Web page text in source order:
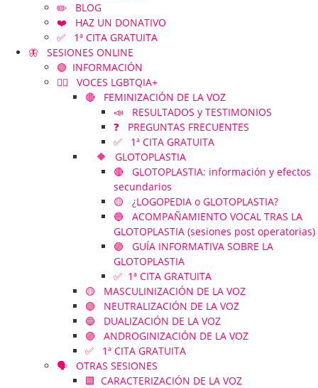
✏️ BLOG
❤️ HAZ UN DONATIVO
✅ 1ª CITA GRATUITA
🦋 SESIONES ONLINE
🟢 INFORMACIÓN
🏳️‍🌈 VOCES LGBTQIA+
🔴 FEMINIZACIÓN DE LA VOZ
📣 RESULTADOS y TESTIMONIOS
❓ PREGUNTAS FRECUENTES
✅ 1ª CITA GRATUITA
🔶 GLOTOPLASTIA
🔴 GLOTOPLASTIA: información y efectos
secundarios
🟡 ¿LOGOPEDIA o GLOTOPLASTIA?
🔵 ACOMPAÑAMIENTO VOCAL TRAS LA
GLOTOPLASTIA (sesiones post operatorias)
🟣 GUÍA INFORMATIVA SOBRE LA
GLOTOPLASTIA
✅ 1ª CITA GRATUITA
🟡 MASCULINIZACIÓN DE LA VOZ
🟢 NEUTRALIZACIÓN DE LA VOZ
🔵 DUALIZACIÓN DE LA VOZ
🟣 ANDROGINIZACIÓN DE LA VOZ
✅ 1ª CITA GRATUITA
🗣️ OTRAS SESIONES
🟪 CARACTERIZACIÓN DE LA VOZ